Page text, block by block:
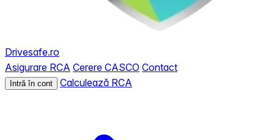
Drivesafe.ro
Asigurare RCA Cerere CASCO Contact
Intră în cont Calculează RCA